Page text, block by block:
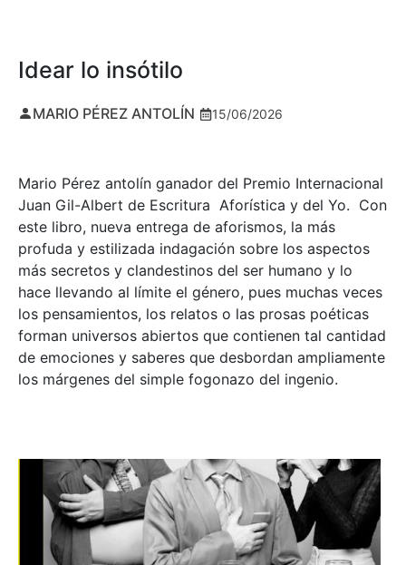
Idear lo insótilo
MARIO PÉREZ ANTOLÍN 15/06/2026
Mario Pérez antolín ganador del Premio Internacional
Juan Gil-Albert de Escritura Aforística y del Yo. Con
este libro, nueva entrega de aforismos, la más
profuda y estilizada indagación sobre los aspectos
más secretos y clandestinos del ser humano y lo
hace llevando al límite el género, pues muchas veces
los pensamientos, los relatos o las prosas poéticas
forman universos abiertos que contienen tal cantidad
de emociones y saberes que desbordan ampliamente
los márgenes del simple fogonazo del ingenio.